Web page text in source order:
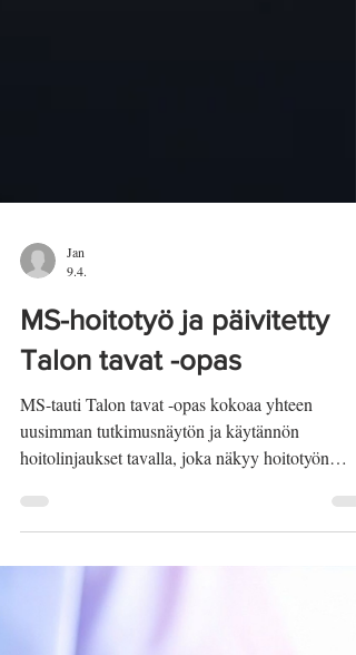
Jan
MS-hoitotyö ja päivitetty
Talon tavat -opas
MS-tauti Talon tavat -opas kokoaa yhteen
uusimman tutkimusnäytön ja käytännön
hoitolinjaukset tavalla, joka näkyy hoitotyön
arjessa. MS-hoitajalle tämä tarkoittaa ennen